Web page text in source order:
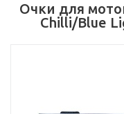
Очки для
Chilli/Blue